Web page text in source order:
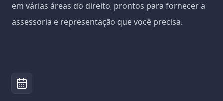
em várias áreas do direito, prontos para fornecer a
assessoria e representação que você precisa.